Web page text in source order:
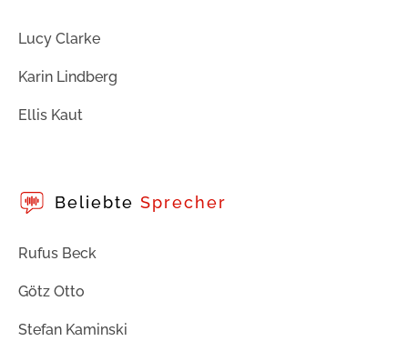
Lucy Clarke
Karin Lindberg
Ellis Kaut
Beliebte Sprecher
Rufus Beck
Götz Otto
Stefan Kaminski